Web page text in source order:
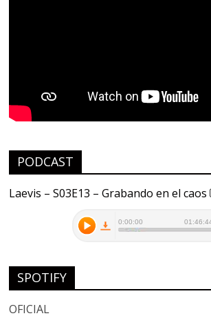
PODCAST
Laevis – S03E13 – Grabando en el caos
SPOTIFY
OFICIAL